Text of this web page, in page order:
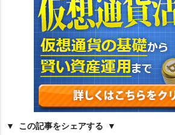
この記事をシェアする